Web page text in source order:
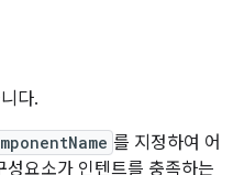
다.
를 지정하여 어
요소가 인텐트를 충족하는